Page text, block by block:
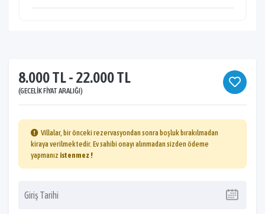
8.000 TL - 22.000 TL
(GECELIK FIYAT ARALIĞI)
Villalar, bir önceki rezervasyondan sonra boşluk bırakılmadan
kiraya verilmektedir. Ev sahibi onayı alınmadan sizden ödeme
yapmanız istenmez !